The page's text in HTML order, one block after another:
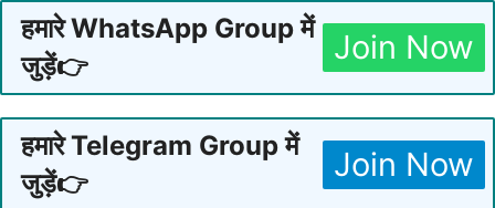
हमारे WhatsApp Group में
जुड़ें👉
Join Now
हमारे Telegram Group में
जुड़ें👉
Join Now